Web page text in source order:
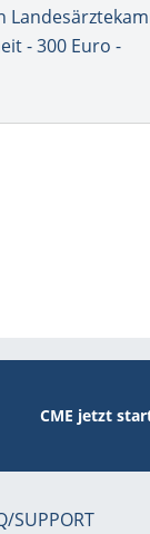
- 300 Euro -
CME jetzt
SUPPORT